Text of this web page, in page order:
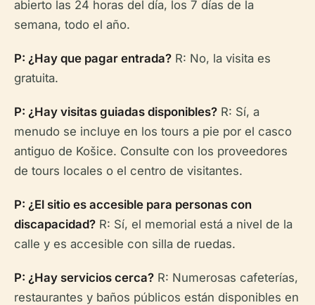
abierto las 24 horas del día, los 7 días de la
semana, todo el año.
P: ¿Hay que pagar entrada? R: No, la visita es
gratuita.
P: ¿Hay visitas guiadas disponibles? R: Sí, a
menudo se incluye en los tours a pie por el casco
antiguo de Košice. Consulte con los proveedores
de tours locales o el centro de visitantes.
P: ¿El sitio es accesible para personas con
discapacidad? R: Sí, el memorial está a nivel de la
calle y es accesible con silla de ruedas.
P: ¿Hay servicios cerca? R: Numerosas cafeterías,
restaurantes y baños públicos están disponibles en